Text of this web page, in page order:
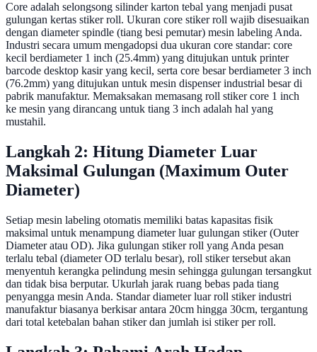
Core adalah selongsong silinder karton tebal yang menjadi pusat
gulungan kertas stiker roll. Ukuran core stiker roll wajib disesuaikan
dengan diameter spindle (tiang besi pemutar) mesin labeling Anda.
Industri secara umum mengadopsi dua ukuran core standar: core
kecil berdiameter 1 inch (25.4mm) yang ditujukan untuk printer
barcode desktop kasir yang kecil, serta core besar berdiameter 3 inch
(76.2mm) yang ditujukan untuk mesin dispenser industrial besar di
pabrik manufaktur. Memaksakan memasang roll stiker core 1 inch
ke mesin yang dirancang untuk tiang 3 inch adalah hal yang
mustahil.
Langkah 2: Hitung Diameter Luar
Maksimal Gulungan (Maximum Outer
Diameter)
Setiap mesin labeling otomatis memiliki batas kapasitas fisik
maksimal untuk menampung diameter luar gulungan stiker (Outer
Diameter atau OD). Jika gulungan stiker roll yang Anda pesan
terlalu tebal (diameter OD terlalu besar), roll stiker tersebut akan
menyentuh kerangka pelindung mesin sehingga gulungan tersangkut
dan tidak bisa berputar. Ukurlah jarak ruang bebas pada tiang
penyangga mesin Anda. Standar diameter luar roll stiker industri
manufaktur biasanya berkisar antara 20cm hingga 30cm, tergantung
dari total ketebalan bahan stiker dan jumlah isi stiker per roll.